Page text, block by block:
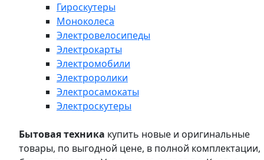
Гироскутеры
Моноколеса
Электровелосипеды
Электрокарты
Электромобили
Электроролики
Электросамокаты
Электроскутеры
Бытовая техника купить новые и оригинальные
товары, по выгодной цене, в полной комплектации,